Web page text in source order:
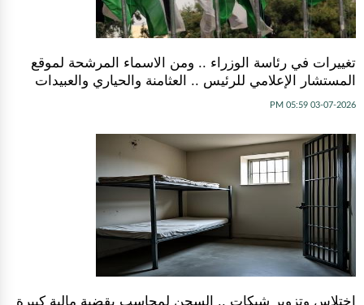
تغييرات في رئاسة الوزراء .. ومن الاسماء المرشحة لموقع
المستشار الإعلامي للرئيس .. العثامنة والحياري والعبيدات
03-07-2026 05:59 PM
اختلاس وتزوير شيكات .. السجن لمحاسب بقضية مالية كبيرة